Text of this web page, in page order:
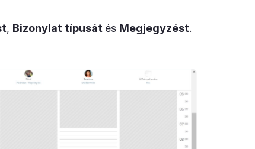
, Bizonylat típusát és Megjegyzést.